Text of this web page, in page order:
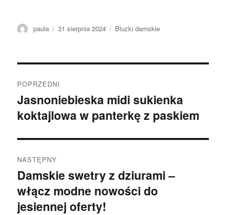
Autor
paula Opublikowano
31 sierpnia 2024 Kategorie
Bluzki damskie
wpisu
POPRZEDNI
Poprzedni
wpis:
Jasnoniebieska midi sukienka
koktajlowa w panterkę z paskiem
NASTĘPNY
Następny
wpis:
Damskie swetry z dziurami –
włącz modne nowości do
jesiennej oferty!